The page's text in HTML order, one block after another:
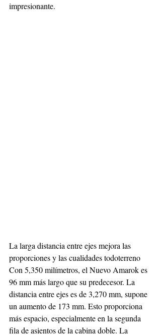
impresionante.
La larga distancia entre ejes mejora las
proporciones y las cualidades todoterreno
Con 5,350 milímetros, el Nuevo Amarok es
96 mm más largo que su predecesor. La
distancia entre ejes es de 3,270 mm, supone
un aumento de 173 mm. Esto proporciona
más espacio, especialmente en la segunda
fila de asientos de la cabina doble. La